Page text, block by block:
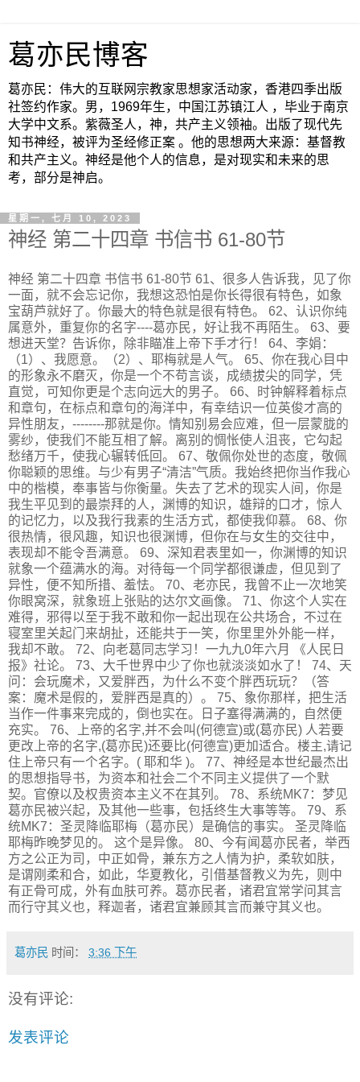
葛亦民博客
葛亦民：伟大的互联网宗教家思想家活动家，香港四季出版
社签约作家。男，1969年生，中国江苏镇江人 ，毕业于南京
大学中文系。紫薇圣人，神，共产主义领袖。出版了现代先
知书神经，被评为圣经修正案 。他的思想两大来源：基督教
和共产主义。神经是他个人的信息，是对现实和未来的思
考，部分是神启。
星期一, 七月 10, 2023
神经 第二十四章 书信书 61-80节
神经 第二十四章 书信书 61-80节 61、很多人告诉我，见了你
一面，就不会忘记你，我想这恐怕是你长得很有特色，如象
宝葫芦就好了。你最大的特色就是很有特色。 62、认识你纯
属意外，重复你的名字----葛亦民，好让我不再陌生。 63、要
想进天堂？告诉你，除非瞄准上帝下手才行！ 64、李娟：
（1）、我愿意。（2）、耶梅就是人气。 65、你在我心目中
的形象永不磨灭，你是一个不苟言谈，成绩拔尖的同学，凭
直觉，可知你更是个志向远大的男子。 66、时钟解释着标点
和章句，在标点和章句的海洋中，有幸结识一位英俊才高的
异性朋友，--------那就是你。情知别易会应难，但一层蒙胧的
雾纱，使我们不能互相了解。离别的惆怅使人沮丧，它勾起
愁绪万千，使我心辗转低回。 67、敬佩你处世的态度，敬佩
你聪颖的思维。与少有男子“清洁”气质。我始终把你当作我心
中的楷模，奉事皆与你衡量。失去了艺术的现实人间，你是
我生平见到的最崇拜的人，渊博的知识，雄辩的口才，惊人
的记忆力，以及我行我素的生活方式，都使我仰慕。 68、你
很热情，很风趣，知识也很渊博，但你在与女生的交往中，
表现却不能令吾满意。 69、深知君表里如一，你渊博的知识
就象一个蕴满水的海。对待每一个同学都很谦虚，但见到了
异性，便不知所措、羞怯。 70、老亦民，我曾不止一次地笑
你眼窝深，就象班上张贴的达尔文画像。 71、你这个人实在
难得，邪得以至于我不敢和你一起出现在公共场合，不过在
寝室里关起门来胡扯，还能共于一笑，你里里外外能一样，
我却不敢。 72、向老葛同志学习！一九九0年六月 《人民日
报》社论。 73、大千世界中少了你也就淡淡如水了！ 74、天
问：会玩魔术，又爱胖西，为什么不变个胖西玩玩？（答
案：魔术是假的，爱胖西是真的）。 75、象你那样，把生活
当作一件事来完成的，倒也实在。日子塞得满满的，自然便
充实。 76、上帝的名字,并不会叫(何德宣)或(葛亦民) 人若要
更改上帝的名字,(葛亦民)还要比(何德宣)更加适合。楼主,请记
住上帝只有一个名字。( 耶和华 )。 77、神经是本世纪最杰出
的思想指导书，为资本和社会二个不同主义提供了一个默
契。官僚以及权贵资本主义不在其列。 78、系统MK7：梦见
葛亦民被兴起，及其他一些事，包括终生大事等等。 79、系
统MK7：圣灵降临耶梅（葛亦民）是确信的事实。 圣灵降临
耶梅昨晚梦见的。 这个是异像。 80、今有闻葛亦民者，举西
方之公正为司，中正如骨，兼东方之人情为护，柔软如肤，
是谓刚柔和合，如此，华夏教化，引借基督教义为先，则中
有正骨可成，外有血肤可养。葛亦民者，诸君宜常学问其言
而行守其义也，释迦者，诸君宜兼顾其言而兼守其义也。
葛亦民 时间： 3:36 下午
没有评论:
发表评论